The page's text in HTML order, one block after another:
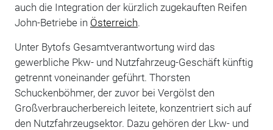
auch die Integration der kürzlich zugekauften Reifen
John-Betriebe in Österreich.
Unter Bytofs Gesamtverantwortung wird das
gewerbliche Pkw- und Nutzfahrzeug-Geschäft künftig
getrennt voneinander geführt. Thorsten
Schuckenböhmer, der zuvor bei Vergölst den
Großverbraucherbereich leitete, konzentriert sich auf
den Nutzfahrzeugsektor. Dazu gehören der Lkw- und